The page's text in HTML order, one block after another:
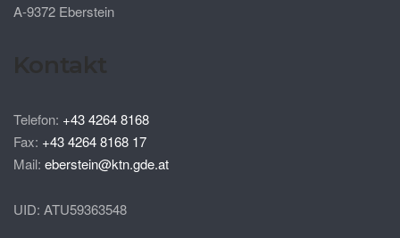
A-9372 Eberstein
Telefon: +43 4264 8168
Fax: +43 4264 8168 17
Mail: eberstein@ktn.gde.at
UID: ATU59363548